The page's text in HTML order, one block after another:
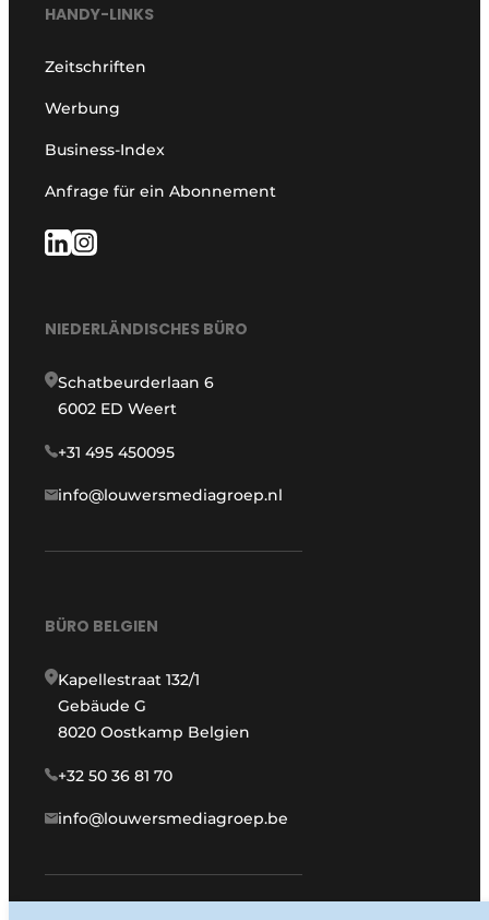
HANDY-LINKS
Zeitschriften
Werbung
Business-Index
Anfrage für ein Abonnement
NIEDERLÄNDISCHES BÜRO
Schatbeurderlaan 6
6002 ED Weert
+31 495 450095
info@louwersmediagroep.nl
BÜRO BELGIEN
Kapellestraat 132/1
Gebäude G
8020 Oostkamp Belgien
+32 50 36 81 70
info@louwersmediagroep.be